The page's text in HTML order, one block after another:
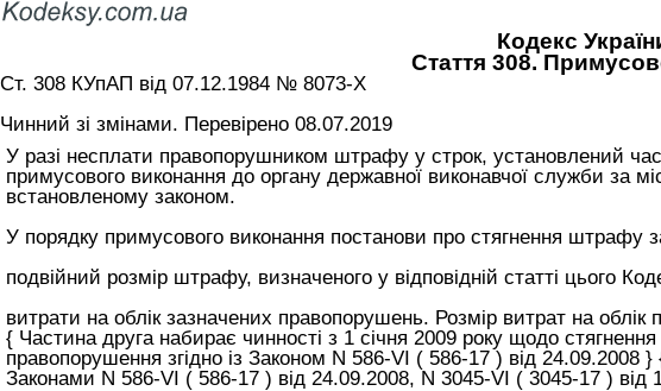
Кодекс
Стаття 308.
Ст. 308 КУпАП вiд 07.12.1984 № 8073-X
Чинний зі змінами. Перевірено 08.07.2019
У разі несплати правопорушником штрафу у строк, установлений
примусового виконання до органу державної виконавчої служби за
встановленому законом.
У порядку примусового виконання постанови про стягнення штрафу
подвійний розмір штрафу, визначеного у відповідній статті цього
витрати на облік зазначених правопорушень. Розмір витрат на облік
{ Частина друга набирає чинності з 1 січня 2009 року щодо
правопорушення згідно із Законом N 586-VI ( 586-17 ) від 24.09.2008
Законами N 586-VI ( 586-17 ) від 24.09.2008, N 3045-VI ( 3045-17 )